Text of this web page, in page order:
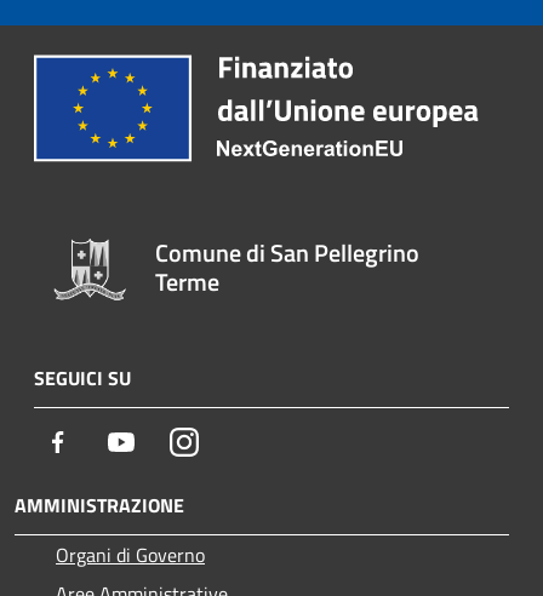
Comune di San Pellegrino
Terme
SEGUICI SU
Facebook YoutubeInstagram
AMMINISTRAZIONE
Organi di Governo